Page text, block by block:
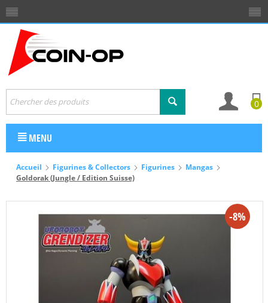
0
MENU
Accueil Figurines & Collectors Figurines
Mangas
Goldorak (Jungle / Edition Suisse)
-8%